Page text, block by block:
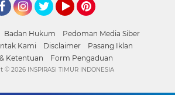
Badan Hukum
Pedoman Media Siber
Kami Disclaimer
Pasang Iklan
Ketentuan
Form Pengaduan
© 2026 INSPIRASI TIMUR INDONESIA